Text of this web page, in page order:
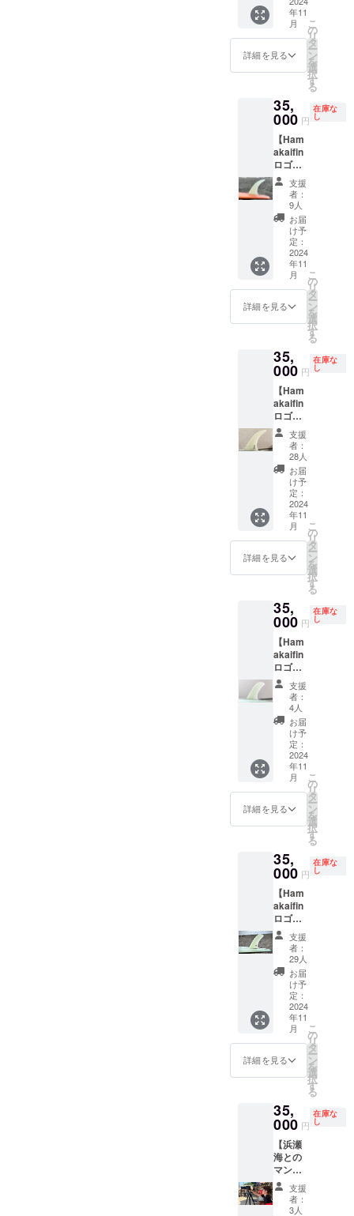
す。 ＋
自分の
SNSで
の宣伝
もさせ
期限
2024年
10月ま
で
（WLT
の大会
が2024
年10月
までな
のでそ
の期間
のみと
なりま
す）
類）】
Hamak
aifinと
Billabo
ngがコ
ラボし
ジナルT
シャツ
を提供
しま
す。 ・
サイズ
展開：L
・カ
ラー展
開：
白 ロ
ゴ黒 ※
送料込
み。写
真はイ
メージ
です。
環境に
よって
異なり
ますの
でご注
意下さ
い。 ご
購入後
の返品
やサイ
ズの変
更不
可。ご
理解の
上ご購
入をお
願い致
年11
月
詳細を見る
こ
の
リ
タ
ー
ン
を
選
択
す
る
35,
000 円
在庫な
し
【Ham
akaifin
ロゴ
ホワイ
ト】 浜
瀬海シ
グネー
チャー
フィン
を提供
しま
す。 オ
リジナ
ルフィ
ンケー
ス付き
・
model:
Talente
d ・サ
イズ
10 ・
Logo
白
支援
者：
9人
お届
け予
定：
2024
年11
月
詳細を見る
こ
の
リ
タ
ー
ン
を
選
択
す
る
35,
000 円
在庫な
し
【Ham
akaifin
ロゴ
ブラッ
ク】 浜
瀬海シ
グネー
チャー
フィン
を提供
しま
す。 オ
リジナ
ルフィ
ンケー
ス付き
・
model:
Talente
d ・サ
イズ
10 ・
Logo 黒
支援
者：
28人
お届
け予
定：
2024
年11
月
詳細を見る
こ
の
リ
タ
ー
ン
を
選
択
す
る
35,
000 円
在庫な
し
【Ham
akaifin
ロゴ
ホワイ
ト】 浜
瀬海シ
グネー
チャー
フィン
を提供
しま
す。 オ
リジナ
ルフィ
ンケー
ス付き
・
model:
Floating
Current
・サイ
ズ 9.5
・Logo
白
支援
者：
4人
お届
け予
定：
2024
年11
月
詳細を見る
こ
の
リ
タ
ー
ン
を
選
択
す
る
35,
000 円
在庫な
し
【Ham
akaifin
ロゴ
ブラッ
ク】 浜
瀬海シ
グネー
チャー
フィン
を提供
しま
す。 オ
リジナ
ルフィ
ンケー
ス付き
・
model:
Floating
Current
・サイ
ズ 9.5
・Logo
支援
者：
29人
お届
け予
定：
2024
年11
月
詳細を見る
こ
の
リ
タ
ー
ン
を
選
択
す
る
35,
000 円
在庫な
し
【浜瀬
海との
マン
ツーマ
ンレッ
スン】
支援
者：
3人